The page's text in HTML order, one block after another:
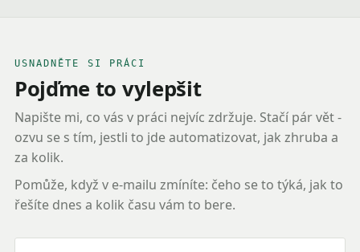
USNADNĚTE SI PRÁCI
Pojďme to vylepšit
Napište mi, co vás v práci nejvíc zdržuje. Stačí pár vět -
ozvu se s tím, jestli to jde automatizovat, jak zhruba a
za kolik.
Pomůže, když v e-mailu zmíníte: čeho se to týká, jak to
řešíte dnes a kolik času vám to bere.